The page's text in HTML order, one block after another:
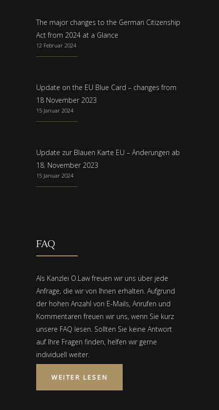
The major changes to the German Citizenship
Act from 2024 at a Glance
12 Februar 2024
Update on the EU Blue Card – changes from
18 November 2023
15 Januar 2024
Update zur Blauen Karte EU – Änderungen ab
18. November 2023
15 Januar 2024
FAQ
Als Kanzlei O.Law freuen wir uns über jede
Anfrage, die wir von Ihnen erhalten. Aufgrund
der hohen Anzahl von E-Mails, Anrufen und
Kommentaren freuen wir uns, wenn Sie kurz
unsere FAQ lesen. Sollten Sie keine Antwort
auf Ihre Fragen finden, helfen wir gerne
individuell weiter.
WEITER LESEN